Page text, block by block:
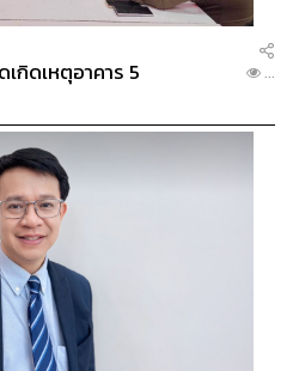
กิดเหตุอาคาร 5
...